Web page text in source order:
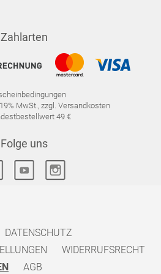
Zahlarten
MwSt., zzgl. Versandkosten
49 €
Folge uns
DATENSCHUTZ
WIDERRUFSRECHT
AGB